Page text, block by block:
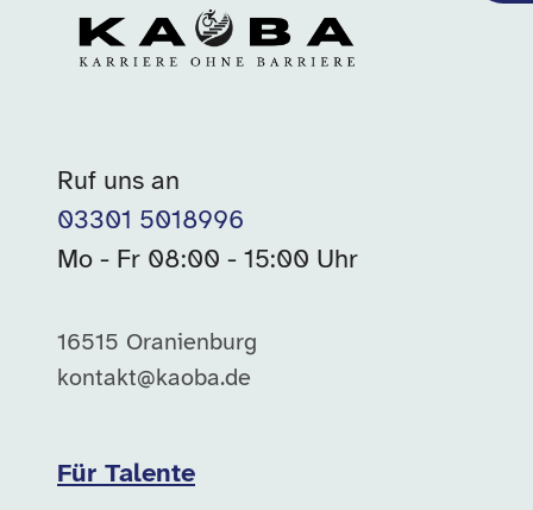
Ruf uns an
03301 5018996
Mo - Fr 08:00 - 15:00 Uhr
16515 Oranienburg
kontakt@kaoba.de
Für Talente